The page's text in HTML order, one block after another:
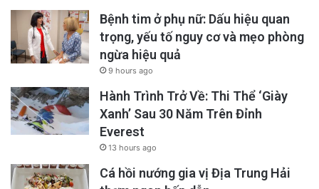
Bệnh tim ở phụ nữ: Dấu hiệu quan
trọng, yếu tố nguy cơ và mẹo phòng
ngừa hiệu quả
9 hours ago
Hành Trình Trở Về: Thi Thể ‘Giày
Xanh’ Sau 30 Năm Trên Đỉnh
Everest
13 hours ago
Cá hồi nướng gia vị Địa Trung Hải